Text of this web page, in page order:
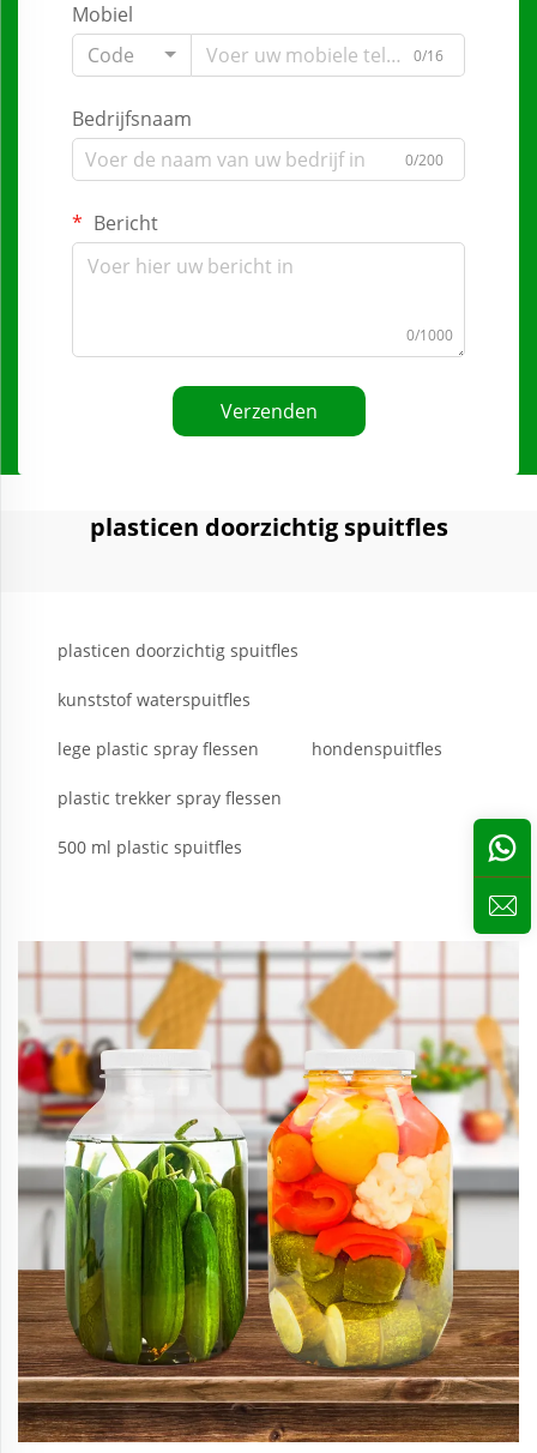
Mobiel
Code
0/16
Bedrijfsnaam
0/200
Bericht
0/1000
Verzenden
plasticen doorzichtig spuitfles
plasticen doorzichtig spuitfles
kunststof waterspuitfles
lege plastic spray flessen hondenspuitfles
plastic trekker spray flessen
500 ml plastic spuitfles